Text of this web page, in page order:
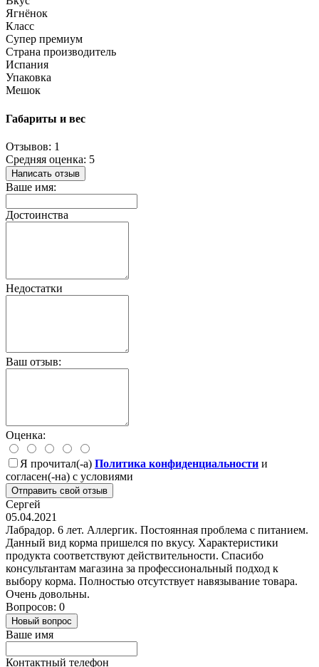
Ягнёнок
Класс
Супер премиум
Страна производитель
Испания
Упаковка
Мешок
Габариты и вес
Отзывов: 1
Средняя оценка: 5
Написать отзыв
Ваше имя:
Достоинства
Недостатки
Ваш отзыв:
Оценка:
Я прочитал(-а) Политика конфиденциальности и
согласен(-на) с условиями
Отправить свой отзыв
Сергей
05.04.2021
Лабрадор. 6 лет. Аллергик. Постоянная проблема с питанием.
Данный вид корма пришелся по вкусу. Характеристики
продукта соответствуют действительности. Спасибо
консультантам магазина за профессиональный подход к
выбору корма. Полностью отсутствует навязывание товара.
Очень довольны.
Вопросов: 0
Новый вопрос
Ваше имя
Контактный телефон